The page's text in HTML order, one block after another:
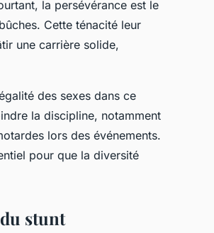
la persévérance est le
Cette ténacité leur
une carrière solide,
des sexes dans ce
la discipline, notamment
lors des événements.
pour que la diversité
stunt